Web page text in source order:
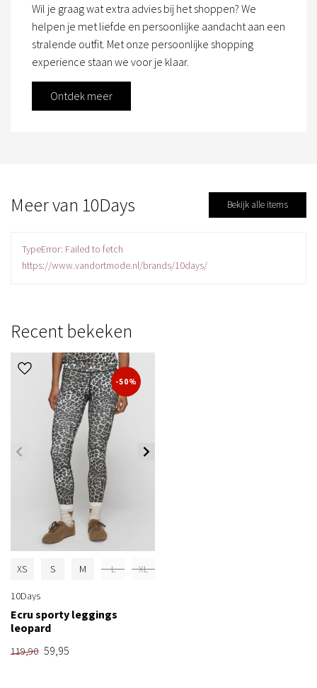
Wil je graag wat extra advies bij het shoppen? We
helpen je met liefde en persoonlijke aandacht aan een
stralende outfit. Met onze persoonlijke shopping
experience staan we voor je klaar.
Ontdek meer
Meer van 10Days Bekijk alle items
TypeError: Failed to fetch
https://www.vandortmode.nl/brands/10days/
Recent bekeken
-50%
XS S M L XL
10Days
Ecru sporty leggings
leopard
119,90 59,95